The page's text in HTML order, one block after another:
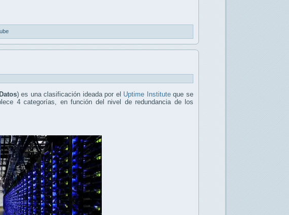
) es una clasificación ideada por el Uptime Instituteque se
4 categorías, en función del nivel de redundancia de los